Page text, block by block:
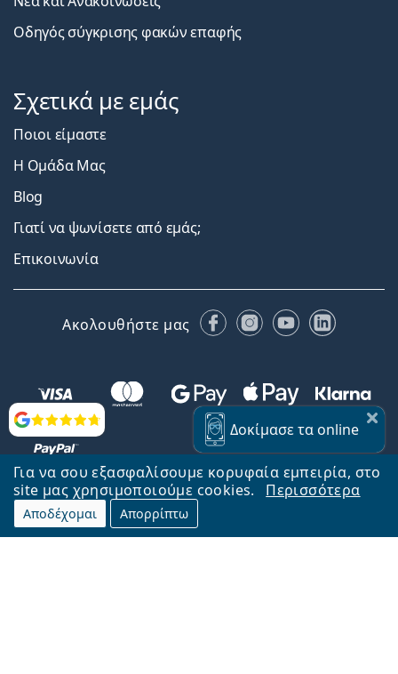
Για να σου εξασφαλίσουμε κορυφαία εμπειρία, στο
site μας χρησιμοποιούμε cookies.
Περισσότερα
Αποδέχομαι Απορρίπτω
Αξιολογήσεις Δοκίμασετα online
Οδηγός σύγκρισης φακών επαφής
Σχετικά με εμάς
Ποιοι είμαστε
Η Ομάδα Μας
Blog
Γιατί να ψωνίσετε από εμάς;
Επικοινωνία
Ακολουθήστε μας FacebookInstagram
YouTubeLinkedIn